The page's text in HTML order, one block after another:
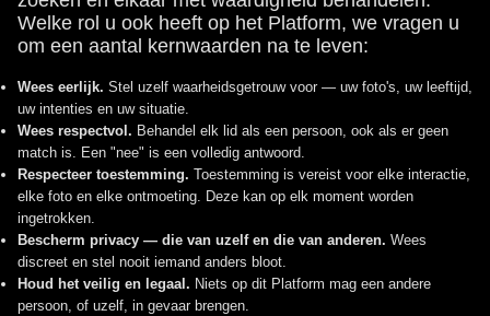
Welke rol u ook heeft op het Platform, we vragen u
om een aantal kernwaarden na te leven:
Wees eerlijk. Stel uzelf waarheidsgetrouw voor — uw foto's, uw leeftijd,
uw intenties en uw situatie.
Wees respectvol. Behandel elk lid als een persoon, ook als er geen
match is. Een "nee" is een volledig antwoord.
Respecteer toestemming. Toestemming is vereist voor elke interactie,
elke foto en elke ontmoeting. Deze kan op elk moment worden
ingetrokken.
Bescherm privacy — die van uzelf en die van anderen. Wees
discreet en stel nooit iemand anders bloot.
Houd het veilig en legaal. Niets op dit Platform mag een andere
persoon, of uzelf, in gevaar brengen.